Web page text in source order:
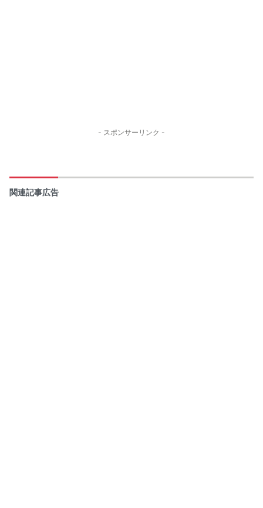
- スポンサーリンク -
関連記事広告